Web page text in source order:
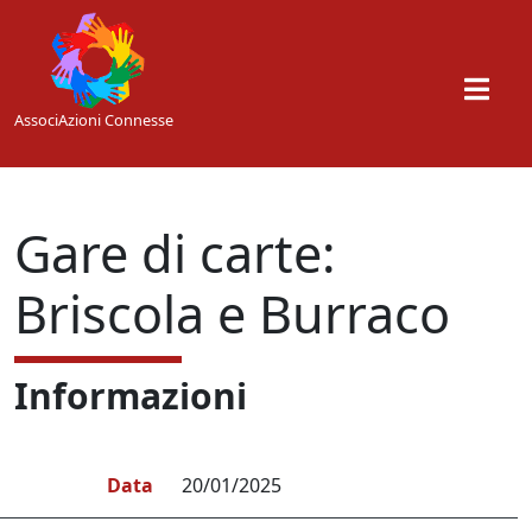
Skip to main content
AssociAzioni Connesse
Gare di carte:
Briscola e Burraco
Informazioni
Data 20/01/2025